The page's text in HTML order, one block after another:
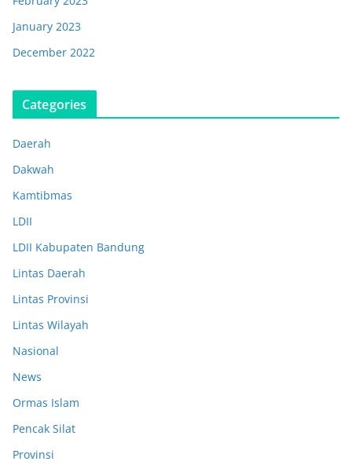
January 2023
December 2022
Categories
Daerah
Dakwah
Kamtibmas
LDII
LDII Kabupaten Bandung
Lintas Daerah
Lintas Provinsi
Lintas Wilayah
Nasional
News
Ormas Islam
Pencak Silat
Provinsi